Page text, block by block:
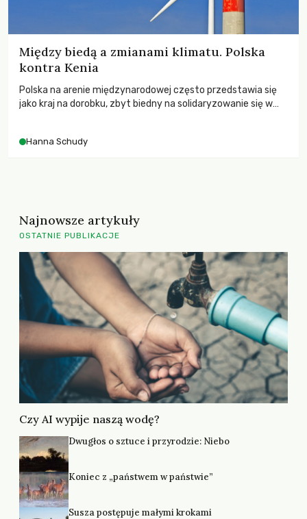
Między biedą a zmianami klimatu. Polska
kontra Kenia
Polska na arenie międzynarodowej często przedstawia się
jako kraj na dorobku, zbyt biedny na solidaryzowanie się w
Hanna Schudy
Najnowsze artykuły
OSTATNIE PUBLIKACJE
Czy AI wypije naszą wodę?
Dwugłos o sztuce i przyrodzie: Niebo
Koniec z „państwem w państwie”
Susza postępuje małymi krokami